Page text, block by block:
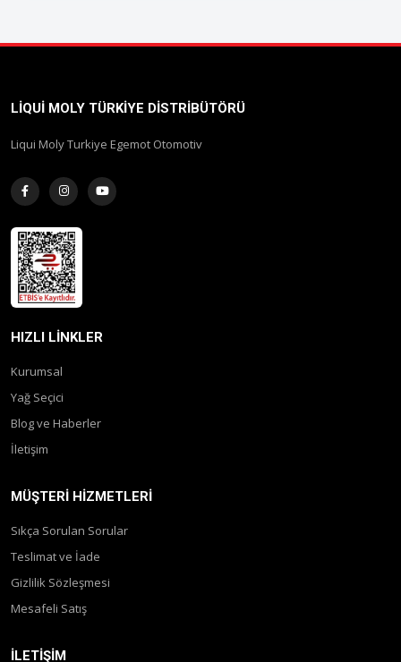
LIQUI MOLY TÜRKIYE DISTRIBÜTÖRÜ
Liqui Moly Turkiye Egemot Otomotiv
HIZLI LINKLER
Kurumsal
Yağ Seçici
Blog ve Haberler
İletişim
MÜŞTERI HIZMETLERI
Sıkça Sorulan Sorular
Teslimat ve İade
Gizlilik Sözleşmesi
Mesafeli Satış
İLETIŞIM